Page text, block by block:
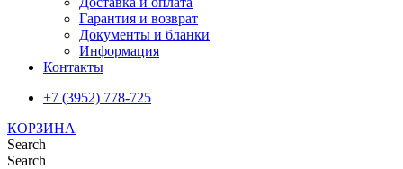
Гарантия и возврат
Документы и бланки
Информация
Контакты
+7 (3952) 778-725
КОРЗИНА
Search
Search